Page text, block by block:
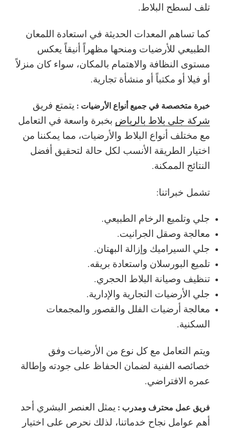
تلف لسطح البلاط.
كما تساهم المعدات الحديثة في استعادة اللمعان
الطبيعي للأرضيات ومنحها مظهراً أنيقاً يعكس
مستوى النظافة والاهتمام بالمكان، سواء كان منزلاً
أو فيلا أو مكتباً أو منشأة تجارية.
خبرة متخصصة في جميع أنواع الأرضيات : يتمتع فريق
شركة جلي بلاط بالرياض بخبرة واسعة في التعامل
مع مختلف أنواع البلاط والأرضيات، مما يمكننا من
اختيار الطريقة الأنسب لكل حالة لتحقيق أفضل
النتائج الممكنة.
تشمل خبراتنا:
جلي وتلميع الرخام الطبيعي.
معالجة وصقل الجرانيت.
جلي السيراميك وإزالة البهتان.
تلميع البورسلان واستعادة بريقه.
تنظيف وصيانة البلاط الحجري.
جلي الأرضيات التجارية والإدارية.
معالجة أرضيات الفلل والقصور والمجمعات
السكنية.
ويتم التعامل مع كل نوع من الأرضيات وفق
خصائصه الفنية لضمان الحفاظ على جودته وإطالة
عمره الافتراضي.
فريق عمل محترف ومدرب : يمثل العنصر البشري أحد
أهم عوامل نجاح خدماتنا، لذلك نحرص على اختيار